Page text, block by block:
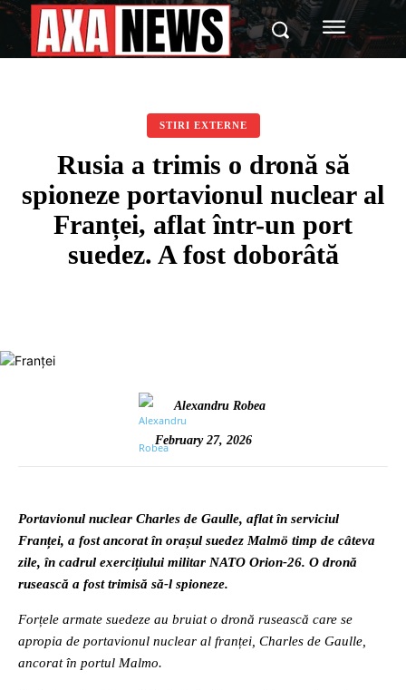
STIRI EXTERNE
Rusia a trimis o dronă să
spioneze portavionul nuclear al
Franței, aflat într-un port
suedez. A fost doborâtă
Alexandru Robea
February 27, 2026
Portavionul nuclear Charles de Gaulle, aflat în serviciul
Franței, a fost ancorat în orașul suedez Malmö timp de câteva
zile, în cadrul exercițiului militar NATO Orion-26. O dronă
rusească a fost trimisă să-l spioneze.
Forțele armate suedeze au bruiat o dronă rusească care se
apropia de portavionul nuclear al franței, Charles de Gaulle,
ancorat în portul Malmo.